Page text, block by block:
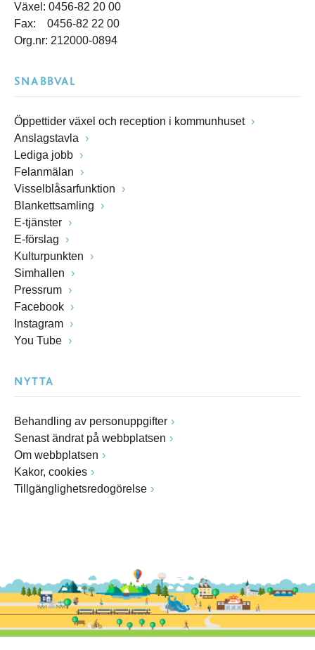
Växel: 0456-82 20 00
Fax: 0456-82 22 00
Org.nr: 212000-0894
SNABBVAL
Öppettider växel och reception i kommunhuset
Anslagstavla
Lediga jobb
Felanmälan
Visselblåsarfunktion
Blankettsamling
E-tjänster
E-förslag
Kulturpunkten
Simhallen
Pressrum
Facebook
Instagram
You Tube
NYTTA
Behandling av personuppgifter
Senast ändrat på webbplatsen
Om webbplatsen
Kakor, cookies
Tillgänglighetsredogörelse